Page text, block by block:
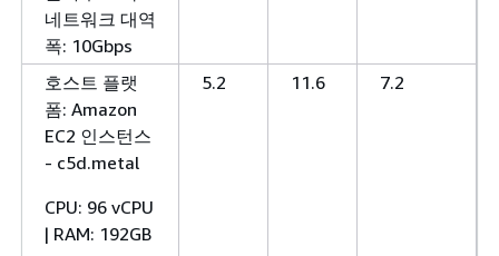
네트워크 대역
폭: 10Gbps
호스트 플랫
폼: Amazon
EC2 인스턴스
- c5d.metal
CPU: 96 vCPU
| RAM: 192GB
5.2 11.6 7.2